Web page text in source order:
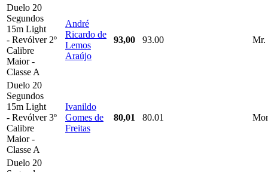
Duelo 20
Segundos
15m Light
- Revólver
Calibre
Maior -
Classe A
2º
André
Ricardo de
Lemos
Araújo
93,00 93.00 Mr.
Duelo 20
Segundos
15m Light
- Revólver
Calibre
Maior -
Classe A
3º
Ivanildo
Gomes de
Freitas
80,01 80.01
Duelo 20